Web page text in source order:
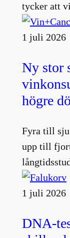
tycker att
1 juli 2026
Ny stor
högre
Fyra till
upp till
1 juli 2026
DNA-